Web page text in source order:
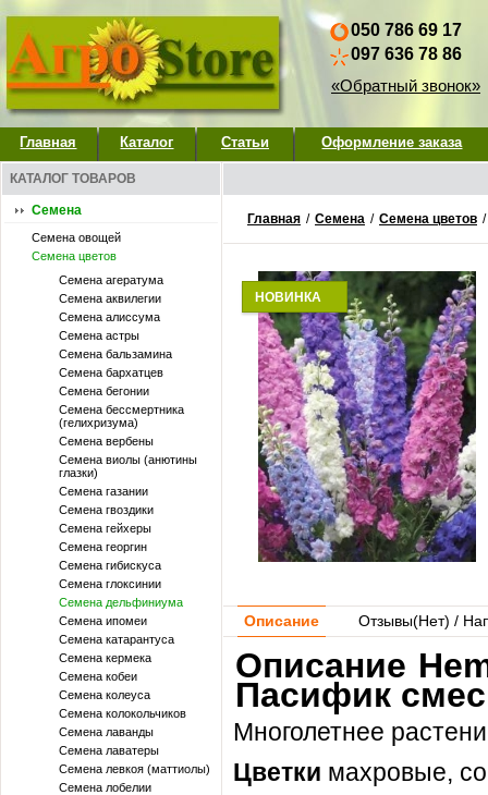
050 786 69 17
097 636 78 86
«Обратный звонок»
Главная Каталог Статьи Оформление заказа
КАТАЛОГ ТОВАРОВ
Семена
Семена овощей
Семена цветов
Семена агератума
Семена аквилегии
Семена алиссума
Семена астры
Семена бальзамина
Семена бархатцев
Семена бегонии
Семена бессмертника
(гелихризума)
Семена вербены
Семена виолы (анютины
глазки)
Семена газании
Семена гвоздики
Семена гейхеры
Семена георгин
Семена гибискуса
Семена глоксинии
Семена дельфиниума
Семена ипомеи
Семена катарантуса
Семена кермека
Семена кобеи
Семена колеуса
Семена колокольчиков
Семена лаванды
Семена лаватеры
Семена левкоя (маттиолы)
Семена лобелии
Главная / Семена / Семена цветов /
НОВИНКА
Описание Отзывы(Нет) /
Описание
Пасифик
Многолетнее
Цветки махровые,